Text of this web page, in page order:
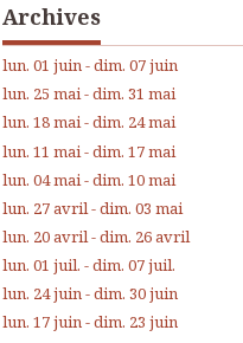
Archives
lun. 01 juin - dim. 07 juin
lun. 25 mai - dim. 31 mai
lun. 18 mai - dim. 24 mai
lun. 11 mai - dim. 17 mai
lun. 04 mai - dim. 10 mai
lun. 27 avril - dim. 03 mai
lun. 20 avril - dim. 26 avril
lun. 01 juil. - dim. 07 juil.
lun. 24 juin - dim. 30 juin
lun. 17 juin - dim. 23 juin